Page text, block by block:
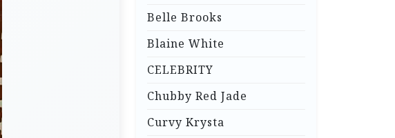
Belle Brooks
Blaine White
CELEBRITY
Chubby Red Jade
Curvy Krysta